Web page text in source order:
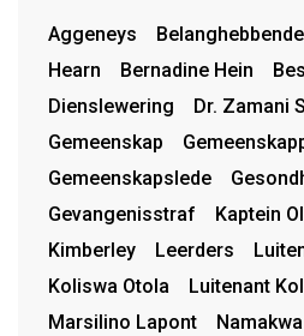
Aggeneys
Hearn
Bernadine Hein
Dienslewering
Dr. Zamani
Gemeenskap
Gemeenskapslede
Gevangenisstraf
Kaptein
Kimberley
Leerders
Koliswa Otola
Luitenant
Marsilino Lapont
Namakwa